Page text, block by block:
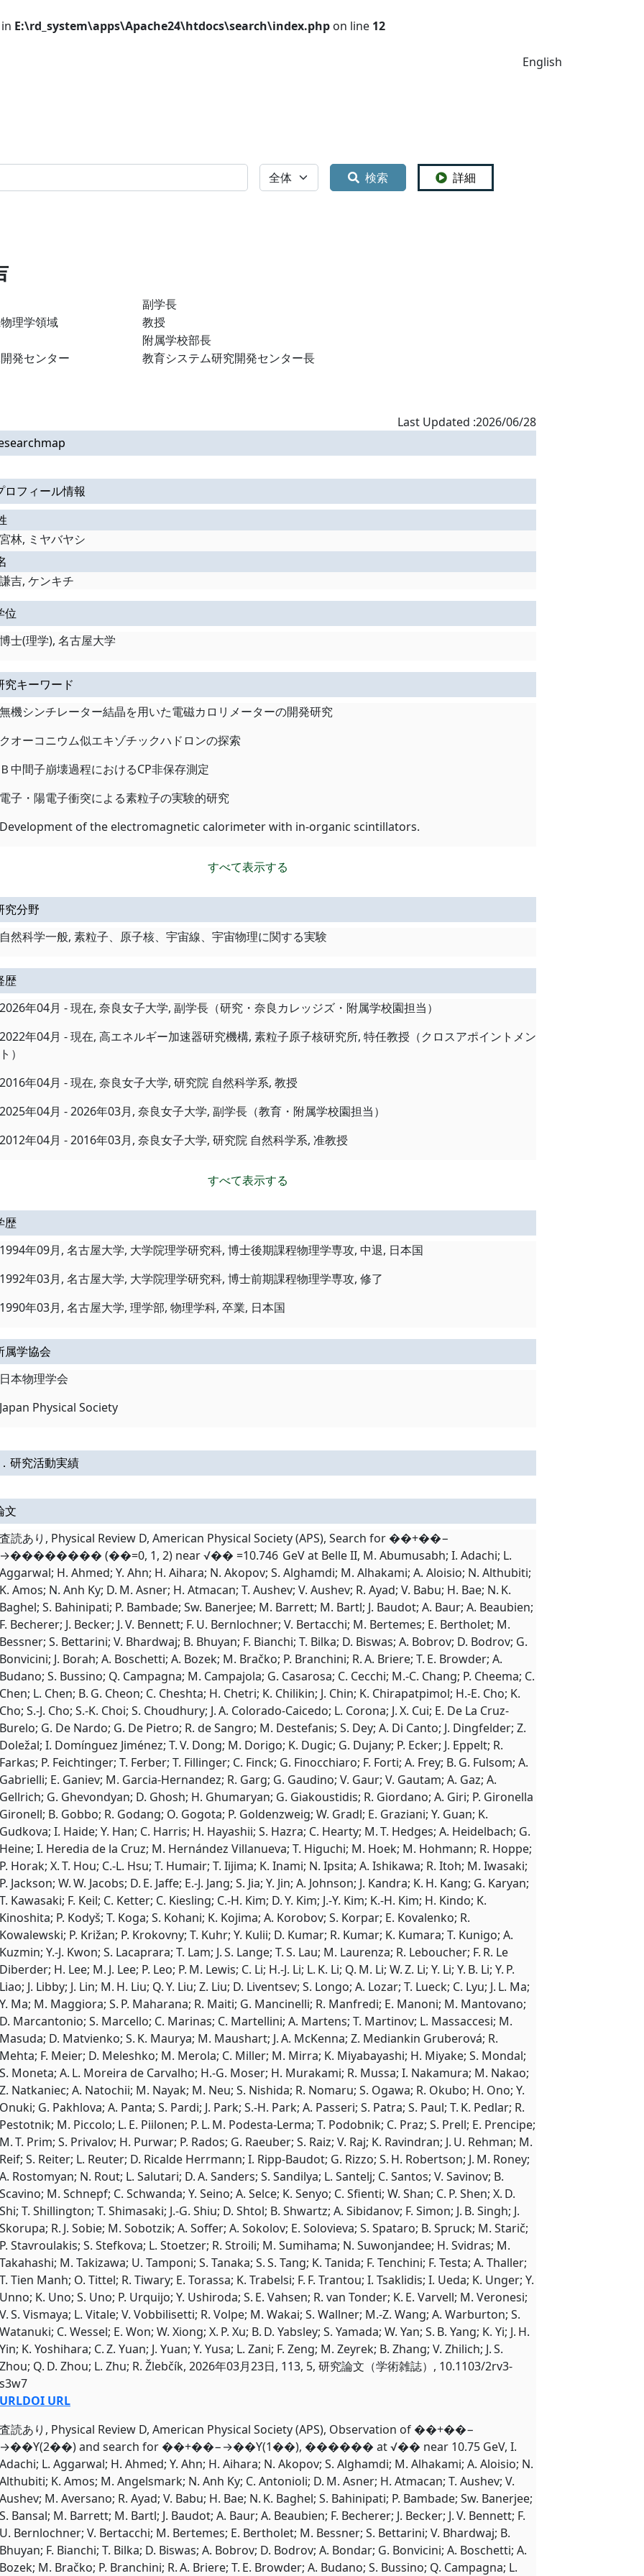
E:\rd_system\apps\Apache24\htdocs\search\index.php on line 12
English
全体 検索 詳細
副学長
理学領域
教授
附属学校部長
発センター
教育システム研究開発センター長
Last Updated :2026/06/28
ロフィール情報
宮林, ミヤバヤシ
謙吉, ケンキチ
位
博士(理学), 名古屋大学
究キーワード
無機シンチレーター結晶を用いた電磁カロリメーターの開発研究
クオーコニウム似エキゾチックハドロンの探索
Ｂ中間子崩壊過程におけるCP非保存測定
電子・陽電子衝突による素粒子の実験的研究
Development of the electromagnetic calorimeter with in-organic scintillators.
すべて表示する
究分野
自然科学一般, 素粒子、原子核、宇宙線、宇宙物理に関する実験
歴
2026年04月 - 現在, 奈良女子大学, 副学長（研究・奈良カレッジズ・附属学校園担当）
2022年04月 - 現在, 高エネルギー加速器研究機構, 素粒子原子核研究所, 特任教授（クロスアポイントメン
ト）
2016年04月 - 現在, 奈良女子大学, 研究院 自然科学系, 教授
2025年04月 - 2026年03月, 奈良女子大学, 副学長（教育・附属学校園担当）
2012年04月 - 2016年03月, 奈良女子大学, 研究院 自然科学系, 准教授
すべて表示する
歴
1994年09月, 名古屋大学, 大学院理学研究科, 博士後期課程物理学専攻, 中退, 日本国
1992年03月, 名古屋大学, 大学院理学研究科, 博士前期課程物理学専攻, 修了
1990年03月, 名古屋大学, 理学部, 物理学科, 卒業, 日本国
属学協会
日本物理学会
Japan Physical Society
研究活動実績
文
査読あり, Physical Review D, American Physical Society (APS), Search for ��+⁢��−
→��⁢����⁢�� (��=0, 1, 2) near √�� =10.746 GeV at Belle II, M. Abumusabh; I. Adachi; L.
Aggarwal; H. Ahmed; Y. Ahn; H. Aihara; N. Akopov; S. Alghamdi; M. Alhakami; A. Aloisio; N. Althubiti;
K. Amos; N. Anh Ky; D. M. Asner; H. Atmacan; T. Aushev; V. Aushev; R. Ayad; V. Babu; H. Bae; N. K.
Baghel; S. Bahinipati; P. Bambade; Sw. Banerjee; M. Barrett; M. Bartl; J. Baudot; A. Baur; A. Beaubien;
F. Becherer; J. Becker; J. V. Bennett; F. U. Bernlochner; V. Bertacchi; M. Bertemes; E. Bertholet; M.
Bessner; S. Bettarini; V. Bhardwaj; B. Bhuyan; F. Bianchi; T. Bilka; D. Biswas; A. Bobrov; D. Bodrov; G.
Bonvicini; J. Borah; A. Boschetti; A. Bozek; M. Bračko; P. Branchini; R. A. Briere; T. E. Browder; A.
Budano; S. Bussino; Q. Campagna; M. Campajola; G. Casarosa; C. Cecchi; M.-C. Chang; P. Cheema; C.
Chen; L. Chen; B. G. Cheon; C. Cheshta; H. Chetri; K. Chilikin; J. Chin; K. Chirapatpimol; H.-E. Cho; K.
Cho; S.-J. Cho; S.-K. Choi; S. Choudhury; J. A. Colorado-Caicedo; L. Corona; J. X. Cui; E. De La Cruz-
Burelo; G. De Nardo; G. De Pietro; R. de Sangro; M. Destefanis; S. Dey; A. Di Canto; J. Dingfelder; Z.
Doležal; I. Domínguez Jiménez; T. V. Dong; M. Dorigo; K. Dugic; G. Dujany; P. Ecker; J. Eppelt; R.
Farkas; P. Feichtinger; T. Ferber; T. Fillinger; C. Finck; G. Finocchiaro; F. Forti; A. Frey; B. G. Fulsom; A.
Gabrielli; E. Ganiev; M. Garcia-Hernandez; R. Garg; G. Gaudino; V. Gaur; V. Gautam; A. Gaz; A.
Gellrich; G. Ghevondyan; D. Ghosh; H. Ghumaryan; G. Giakoustidis; R. Giordano; A. Giri; P. Gironella
Gironell; B. Gobbo; R. Godang; O. Gogota; P. Goldenzweig; W. Gradl; E. Graziani; Y. Guan; K.
Gudkova; I. Haide; Y. Han; C. Harris; H. Hayashii; S. Hazra; C. Hearty; M. T. Hedges; A. Heidelbach; G.
Heine; I. Heredia de la Cruz; M. Hernández Villanueva; T. Higuchi; M. Hoek; M. Hohmann; R. Hoppe;
P. Horak; X. T. Hou; C.-L. Hsu; T. Humair; T. Iijima; K. Inami; N. Ipsita; A. Ishikawa; R. Itoh; M. Iwasaki;
P. Jackson; W. W. Jacobs; D. E. Jaffe; E.-J. Jang; S. Jia; Y. Jin; A. Johnson; J. Kandra; K. H. Kang; G. Karyan;
T. Kawasaki; F. Keil; C. Ketter; C. Kiesling; C.-H. Kim; D. Y. Kim; J.-Y. Kim; K.-H. Kim; H. Kindo; K.
Kinoshita; P. Kodyš; T. Koga; S. Kohani; K. Kojima; A. Korobov; S. Korpar; E. Kovalenko; R.
Kowalewski; P. Križan; P. Krokovny; T. Kuhr; Y. Kulii; D. Kumar; R. Kumar; K. Kumara; T. Kunigo; A.
Kuzmin; Y.-J. Kwon; S. Lacaprara; T. Lam; J. S. Lange; T. S. Lau; M. Laurenza; R. Leboucher; F. R. Le
Diberder; H. Lee; M. J. Lee; P. Leo; P. M. Lewis; C. Li; H.-J. Li; L. K. Li; Q. M. Li; W. Z. Li; Y. Li; Y. B. Li; Y. P.
Liao; J. Libby; J. Lin; M. H. Liu; Q. Y. Liu; Z. Liu; D. Liventsev; S. Longo; A. Lozar; T. Lueck; C. Lyu; J. L. Ma;
Y. Ma; M. Maggiora; S. P. Maharana; R. Maiti; G. Mancinelli; R. Manfredi; E. Manoni; M. Mantovano;
D. Marcantonio; S. Marcello; C. Marinas; C. Martellini; A. Martens; T. Martinov; L. Massaccesi; M.
Masuda; D. Matvienko; S. K. Maurya; M. Maushart; J. A. McKenna; Z. Mediankin Gruberová; R.
Mehta; F. Meier; D. Meleshko; M. Merola; C. Miller; M. Mirra; K. Miyabayashi; H. Miyake; S. Mondal;
S. Moneta; A. L. Moreira de Carvalho; H.-G. Moser; H. Murakami; R. Mussa; I. Nakamura; M. Nakao;
Z. Natkaniec; A. Natochii; M. Nayak; M. Neu; S. Nishida; R. Nomaru; S. Ogawa; R. Okubo; H. Ono; Y.
Onuki; G. Pakhlova; A. Panta; S. Pardi; J. Park; S.-H. Park; A. Passeri; S. Patra; S. Paul; T. K. Pedlar; R.
Pestotnik; M. Piccolo; L. E. Piilonen; P. L. M. Podesta-Lerma; T. Podobnik; C. Praz; S. Prell; E. Prencipe;
M. T. Prim; S. Privalov; H. Purwar; P. Rados; G. Raeuber; S. Raiz; V. Raj; K. Ravindran; J. U. Rehman; M.
Reif; S. Reiter; L. Reuter; D. Ricalde Herrmann; I. Ripp-Baudot; G. Rizzo; S. H. Robertson; J. M. Roney;
A. Rostomyan; N. Rout; L. Salutari; D. A. Sanders; S. Sandilya; L. Santelj; C. Santos; V. Savinov; B.
Scavino; M. Schnepf; C. Schwanda; Y. Seino; A. Selce; K. Senyo; C. Sfienti; W. Shan; C. P. Shen; X. D.
Shi; T. Shillington; T. Shimasaki; J.-G. Shiu; D. Shtol; B. Shwartz; A. Sibidanov; F. Simon; J. B. Singh; J.
Skorupa; R. J. Sobie; M. Sobotzik; A. Soffer; A. Sokolov; E. Solovieva; S. Spataro; B. Spruck; M. Starič;
P. Stavroulakis; S. Stefkova; L. Stoetzer; R. Stroili; M. Sumihama; N. Suwonjandee; H. Svidras; M.
Takahashi; M. Takizawa; U. Tamponi; S. Tanaka; S. S. Tang; K. Tanida; F. Tenchini; F. Testa; A. Thaller;
T. Tien Manh; O. Tittel; R. Tiwary; E. Torassa; K. Trabelsi; F. F. Trantou; I. Tsaklidis; I. Ueda; K. Unger; Y.
Unno; K. Uno; S. Uno; P. Urquijo; Y. Ushiroda; S. E. Vahsen; R. van Tonder; K. E. Varvell; M. Veronesi;
V. S. Vismaya; L. Vitale; V. Vobbilisetti; R. Volpe; M. Wakai; S. Wallner; M.-Z. Wang; A. Warburton; S.
Watanuki; C. Wessel; E. Won; W. Xiong; X. P. Xu; B. D. Yabsley; S. Yamada; W. Yan; S. B. Yang; K. Yi; J. H.
Yin; K. Yoshihara; C. Z. Yuan; J. Yuan; Y. Yusa; L. Zani; F. Zeng; M. Zeyrek; B. Zhang; V. Zhilich; J. S.
Zhou; Q. D. Zhou; L. Zhu; R. Žlebčík, 2026年03月23日, 113, 5, 研究論文（学術雑誌）, 10.1103/2rv3-
s3w7
URLDOI URL
査読あり, Physical Review D, American Physical Society (APS), Observation of ��+⁢��−
→��⁢ϒ⁡(2⁢��) and search for ��+⁢��−→��⁢ϒ⁡(1⁢��), ��⁢���� at √�� near 10.75 GeV, I.
Adachi; L. Aggarwal; H. Ahmed; Y. Ahn; H. Aihara; N. Akopov; S. Alghamdi; M. Alhakami; A. Aloisio; N.
Althubiti; K. Amos; M. Angelsmark; N. Anh Ky; C. Antonioli; D. M. Asner; H. Atmacan; T. Aushev; V.
Aushev; M. Aversano; R. Ayad; V. Babu; H. Bae; N. K. Baghel; S. Bahinipati; P. Bambade; Sw. Banerjee;
S. Bansal; M. Barrett; M. Bartl; J. Baudot; A. Baur; A. Beaubien; F. Becherer; J. Becker; J. V. Bennett; F.
U. Bernlochner; V. Bertacchi; M. Bertemes; E. Bertholet; M. Bessner; S. Bettarini; V. Bhardwaj; B.
Bhuyan; F. Bianchi; T. Bilka; D. Biswas; A. Bobrov; D. Bodrov; A. Bondar; G. Bonvicini; A. Boschetti; A.
Bozek; M. Bračko; P. Branchini; R. A. Briere; T. E. Browder; A. Budano; S. Bussino; Q. Campagna; L.